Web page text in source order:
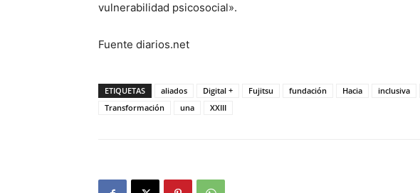
vulnerabilidad psicosocial».
Fuente diarios.net
ETIQUETAS aliados Digital + Fujitsu fundación Hacia inclusiva
Transformación
una XXIII